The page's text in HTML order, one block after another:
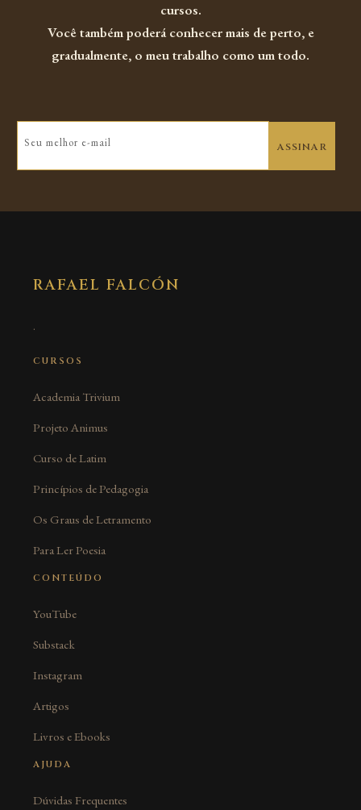
cursos.
Você também poderá conhecer mais de perto, e
gradualmente, o meu trabalho como um todo.
ASSINAR
RAFAEL FALCÓN
.
CURSOS
Academia Trivium
Projeto Animus
Curso de Latim
Princípios de Pedagogia
Os Graus de Letramento
Para Ler Poesia
CONTEÚDO
YouTube
Substack
Instagram
Artigos
Livros e Ebooks
AJUDA
Dúvidas Frequentes